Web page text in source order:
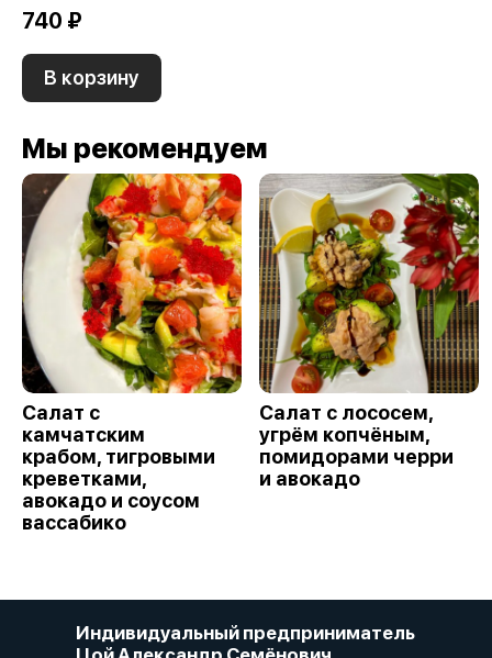
740 ₽
В корзину
Мы рекомендуем
Салат с
камчатским
крабом, тигровыми
креветками,
авокадо и соусом
вассабико
Салат с лососем,
угрём копчёным,
помидорами черри
и авокадо
Индивидуальный предприниматель